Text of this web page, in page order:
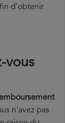
d'obtenir
vous
n'avez pas